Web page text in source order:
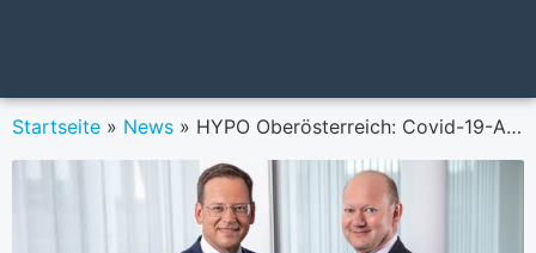
Startseite » News » HYPO Oberösterreich: Covid-19-Auswirkungen belasten Halbjahresergebnis